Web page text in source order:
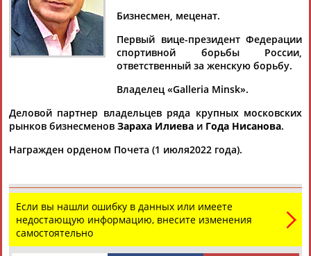
Дмитрий
АБАРЕНОВ
Тамилла
АБАСОВА
Рамазан
АБАЧАРАЕВ
АБАШИДЗЕ
АББАТЕ-
БУЛАТОВА
АББЯСОВА
АБДИКАРИМОВААБДРАХМАНОВ
Бизнесмен, меценат.
Первый вице-президент Федерации
спортивной борьбы России,
ответственный за женскую борьбу.
Владелец «Galleria Minsk».
Деловой партнер владельцев ряда крупных московских
рынков бизнесменов Зараха Илиева и Года Нисанова.
Награжден орденом Почета (1 июля2022 года).
Если вы нашли ошибку в данных или имеете
недостающую информацию, внесите изменения
самостоятельно